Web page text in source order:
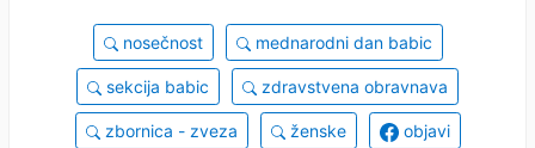
nosečnost mednarodni dan babic
sekcija babic zdravstvena obravnava
zbornica - zveza ženske objavi